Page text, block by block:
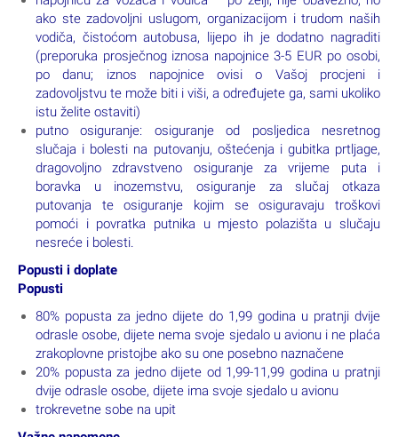
pratnja voditelja putovanja, prijava i plaćanje prilikom
rezervacije. Dodatno se na licu mjesta i po želji plaćaju
ulaznica za vilu San Michele cca 8 EUR i žičara na vidikovac
Monte Solaro 12 EUR. Potreban minimum za realizaciju
izleta: 20 osoba
doplata za fakultativni izlet u Pompeje i Sorrento – odrasli
90 EUR, djeca do 12 godina starosti 70 EUR po osobi,
cijena uključuje prijevoz autobusom, ulaznica za Pompeje,
lokalnog vodiča, slušalice za razgled lokaliteta, posjet
Sorrentu. Potreban minimum za realizaciju izleta: 20 osoba
doplata za jednokrevetnu sobu 130 EUR po osobi
(obavezna doplata ako osoba spava sama u sobi)
napojnicu za vozača i vodiča – po želji, nije obavezno, no
ako ste zadovoljni uslugom, organizacijom i trudom naših
vodiča, čistoćom autobusa, lijepo ih je dodatno nagraditi
(preporuka prosječnog iznosa napojnice 3-5 EUR po osobi,
po danu; iznos napojnice ovisi o Vašoj procjeni i
zadovoljstvu te može biti i viši, a određujete ga, sami ukoliko
istu želite ostaviti)
putno osiguranje: osiguranje od posljedica nesretnog
slučaja i bolesti na putovanju, oštećenja i gubitka prtljage,
dragovoljno zdravstveno osiguranje za vrijeme puta i
boravka u inozemstvu, osiguranje za slučaj otkaza